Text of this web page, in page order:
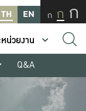
TH EN ก ก ก
น่วยงาน
Q&A